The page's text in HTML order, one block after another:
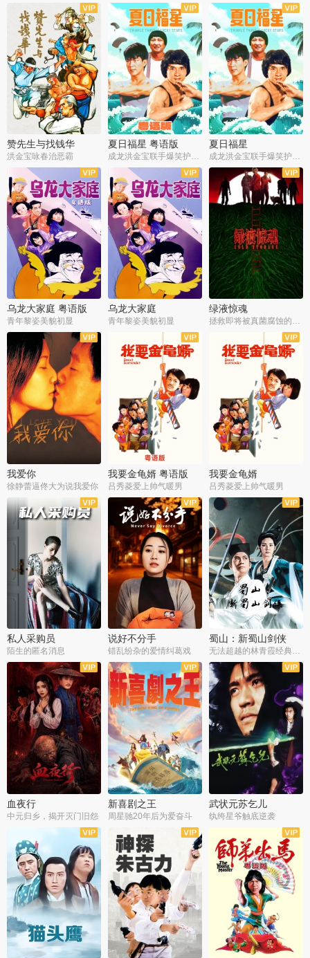
赞先生与找钱华
洪金宝咏春治恶霸
夏日福星 粤语版
成龙洪金宝联手爆笑护美女
夏日福星
成龙洪金宝联手爆笑护美女
乌龙大家庭 粤语版
青年黎姿美貌初显
乌龙大家庭
青年黎姿美貌初显
绿液惊魂
拯救即将被真菌腐蚀的世界
我爱你
徐静蕾逼佟大为说我爱你
我要金龟婿 粤语版
吕秀菱爱上帅气暖男
我要金龟婿
吕秀菱爱上帅气暖男
私人采购员
陌生的匿名消息
说好不分手
错乱纷杂的爱情纠葛戏
蜀山：新蜀山剑侠
无法超越的林青霞经典角色
血夜行
中元归乡，揭开灭门旧怨
新喜剧之王
周星驰20年后为爱奋斗
武状元苏乞儿
纨绔星爷触底逆袭